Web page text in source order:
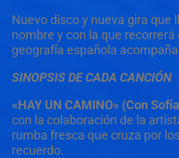
Nuevo disco y nueva gira que
nombre y con la que recorrerá
geografía española
SINOPSIS DE CADA CANCIÓN
«HAY UN CAMINO» (Con
con la colaboración de la
rumba fresca que cruza por
recuerdo.